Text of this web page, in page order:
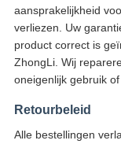
aansprakelijkheid
verliezen. Uw
product correct is
ZhongLi. Wij
oneigenlijk gebruik
Retourbeleid
Alle bestellingen